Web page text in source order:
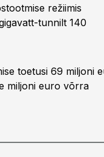
režiimis
tunnilt 140
toetusi 69 miljoni
miljoni euro võrra